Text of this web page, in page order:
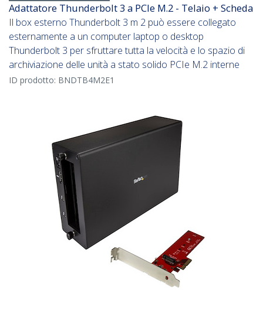
Adattatore Thunderbolt 3 a PCIe M.2 - Telaio + Scheda
Il box esterno Thunderbolt 3 m 2 può essere collegato
esternamente a un computer laptop o desktop
Thunderbolt 3 per sfruttare tutta la velocità e lo spazio di
archiviazione delle unità a stato solido PCIe M.2 interne
ID prodotto: BNDTB4M2E1